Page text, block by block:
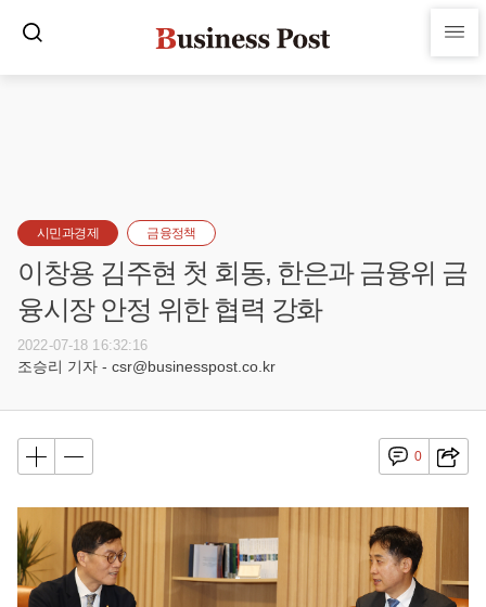
시민과경제 금융정책
이창용 김주현 첫 회동, 한은과 금융위 금
융시장 안정 위한 협력 강화
2022-07-18 16:32:16
조승리 기자 - csr@businesspost.co.kr
0